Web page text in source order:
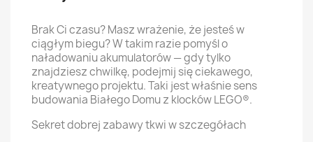
Brak Ci czasu? Masz wrażenie, że jesteś w
ciągłym biegu? W takim razie pomyśl o
naładowaniu akumulatorów — gdy tylko
znajdziesz chwilkę, podejmij się ciekawego,
kreatywnego projektu. Taki jest właśnie sens
budowania Białego Domu z klocków LEGO®.
Sekret dobrej zabawy tkwi w szczegółach